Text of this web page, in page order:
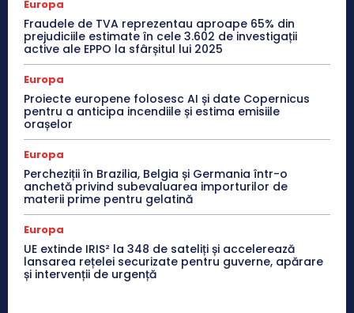
Europa
Fraudele de TVA reprezentau aproape 65% din
prejudiciile estimate în cele 3.602 de investigații
active ale EPPO la sfârșitul lui 2025
Europa
Proiecte europene folosesc AI și date Copernicus
pentru a anticipa incendiile și estima emisiile
orașelor
Europa
Percheziții în Brazilia, Belgia și Germania într-o
anchetă privind subevaluarea importurilor de
materii prime pentru gelatină
Europa
UE extinde IRIS² la 348 de sateliți și accelerează
lansarea rețelei securizate pentru guverne, apărare
și intervenții de urgență